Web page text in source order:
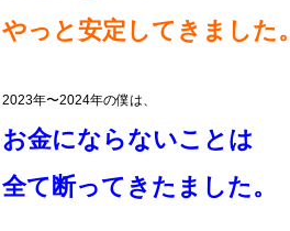
やっと安定してきました。
2023年〜2024年の僕は、
お金にならないことは
全て断ってきたました。